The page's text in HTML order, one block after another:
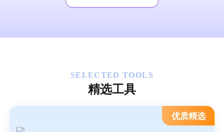
SELECTED TOOLS
精选工具
优质精选